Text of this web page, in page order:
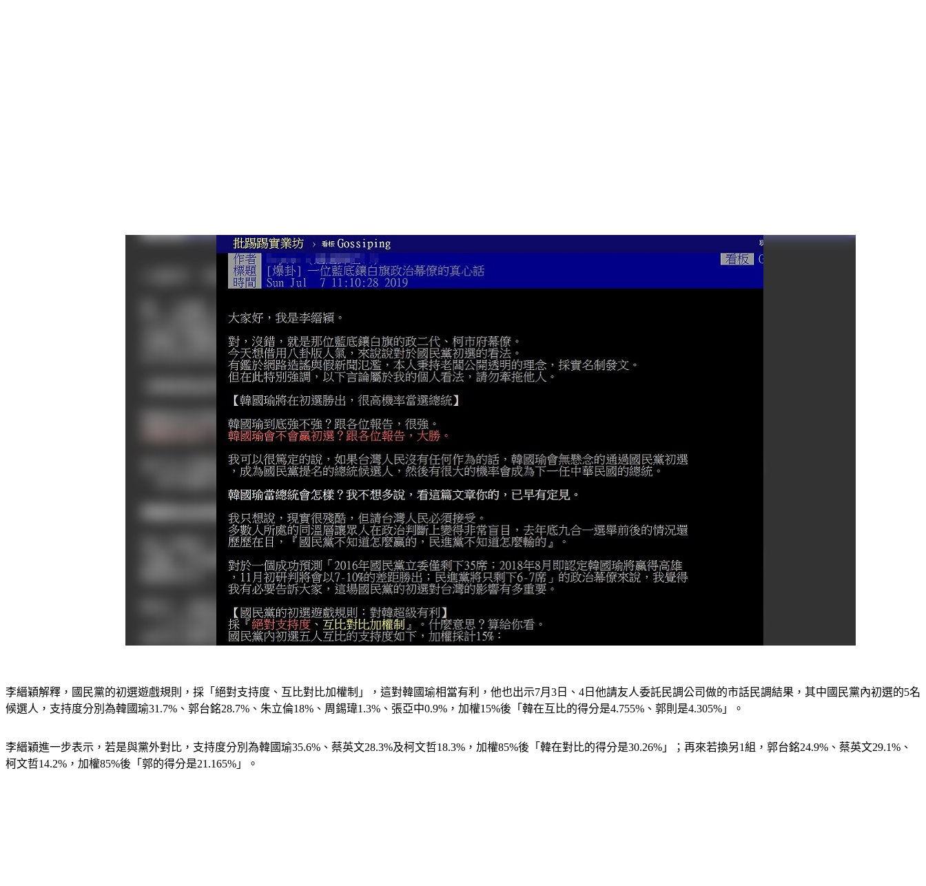
李縉穎解釋，國民黨的初選遊戲規則，採「絕對支持度、互比對比加權制」，這對韓國瑜相當有利，他也出示7月3日、4日他請友人委託民調公司做的市話民調結果，其中國民黨內初選的5名
候選人，支持度分別為韓國瑜31.7%、郭台銘28.7%、朱立倫18%、周錫瑋1.3%、張亞中0.9%，加權15%後「韓在互比的得分是4.755%、郭則是4.305%」。
李縉穎進一步表示，若是與黨外對比，支持度分別為韓國瑜35.6%、蔡英文28.3%及柯文哲18.3%，加權85%後「韓在對比的得分是30.26%」；再來若換另1組，郭台銘24.9%、蔡英文29.1%、
柯文哲14.2%，加權85%後「郭的得分是21.165%」。